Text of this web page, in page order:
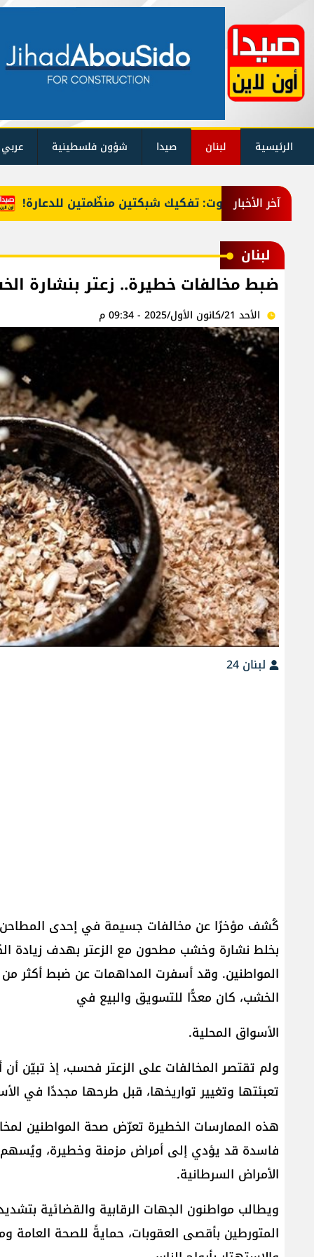
الرئيسية لبنان صيدا شؤون فلسطينية
آخر الأخبار
في بيروت: تفكيك شبكتين منظّمتين للدعارة!
لبنان
ضبط مخالفات خطيرة.. زعتر بنشارة
الأحد 21/كانون الأول/2025 - 09:34 م
لبنان 24
كُشف مؤخرًا عن مخالفات جسيمة في إحدى المطاحن
بخلط نشارة وخشب مطحون مع الزعتر بهدف زيادة
المواطنين. وقد أسفرت المداهمات عن ضبط أكثر
الخشب، كان معدًّا للتسويق والبيع في
الأسواق المحلية.
ولم تقتصر المخالفات على الزعتر فحسب، إذ تبيّن أن
تعبئتها وتغيير تواريخها، قبل طرحها مجددًا في
هذه الممارسات الخطيرة تعرّض صحة المواطنين
فاسدة قد يؤدي إلى أمراض مزمنة وخطيرة، ويُسهم
الأمراض السرطانية.
ويطالب مواطنون الجهات الرقابية والقضائية
المتورطين بأقصى العقوبات، حمايةً للصحة العامة